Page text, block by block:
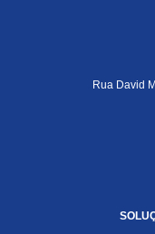
Rua David